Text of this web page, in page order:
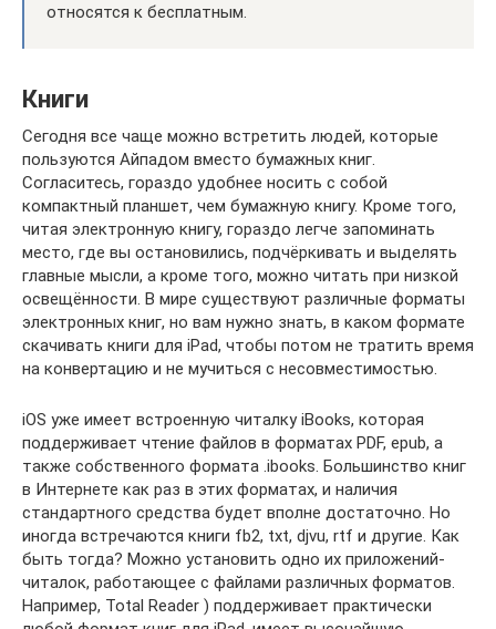
относятся к бесплатным.
Книги
Сегодня все чаще можно встретить людей, которые
пользуются Айпадом вместо бумажных книг.
Согласитесь, гораздо удобнее носить с собой
компактный планшет, чем бумажную книгу. Кроме того,
читая электронную книгу, гораздо легче запоминать
место, где вы остановились, подчёркивать и выделять
главные мысли, а кроме того, можно читать при низкой
освещённости. В мире существуют различные форматы
электронных книг, но вам нужно знать, в каком формате
скачивать книги для iPad, чтобы потом не тратить время
на конвертацию и не мучиться с несовместимостью.
iOS уже имеет встроенную читалку iBooks, которая
поддерживает чтение файлов в форматах PDF, epub, а
также собственного формата .ibooks. Большинство книг
в Интернете как раз в этих форматах, и наличия
стандартного средства будет вполне достаточно. Но
иногда встречаются книги fb2, txt, djvu, rtf и другие. Как
быть тогда? Можно установить одно их приложений-
читалок, работающее с файлами различных форматов.
Например, Total Reader ) поддерживает практически